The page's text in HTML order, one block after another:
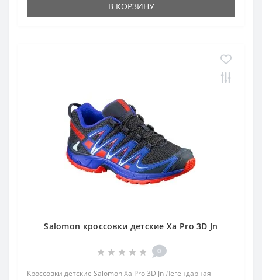
В КОРЗИНУ
Salomon кроссовки детские Xa Pro 3D Jn
0
Кроссовки детские Salomon Xa Pro 3D Jn Легендарная